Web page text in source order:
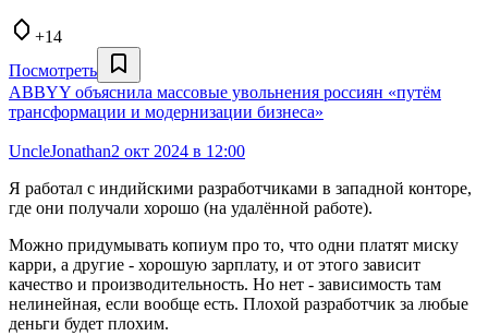
+14
Посмотреть
ABBYY объяснила массовые увольнения россиян «путём
трансформации и модернизации бизнеса»
UncleJonathan2 окт 2024 в 12:00
Я работал с индийскими разработчиками в западной конторе,
где они получали хорошо (на удалённой работе).
Можно придумывать копиум про то, что одни платят миску
карри, а другие - хорошую зарплату, и от этого зависит
качество и производительность. Но нет - зависимость там
нелинейная, если вообще есть. Плохой разработчик за любые
деньги будет плохим.